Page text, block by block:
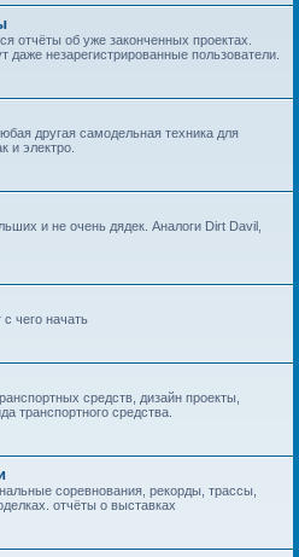
отчёты об уже законченных проектах.
даже незарегистрированные пользователи.
другая самодельная техника для
и электро.
и не очень дядек. Аналоги Dirt Davil,
с чего начать
средств, дизайн проекты,
транспортного средства.
соревнования, рекорды, трассы,
отчёты о выставках